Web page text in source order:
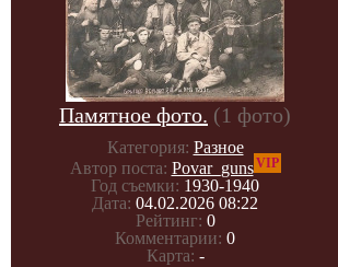
Памятное фото. (1 фото)
Категория: Разное
Автор поста: Povar_gunsVIP
Год съемки: 1930-1940
Дата: 04.02.2026 08:22
Рейтинг: 0
Комментарии: 0
Карта: -